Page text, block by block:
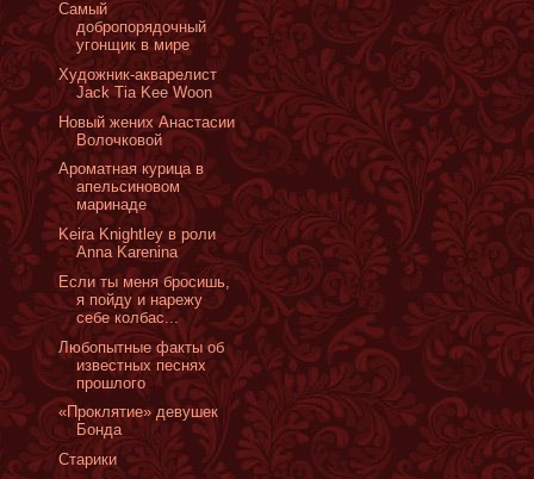
Самый
добропорядочный
угонщик в мире
Художник-акварелист
Jack Tia Kee Woon
Новый жених Анастасии
Волочковой
Ароматная курица в
апельсиновом
маринаде
Keira Knightley в роли
Anna Karenina
Если ты меня бросишь,
я пойду и нарежу
себе колбас...
Любопытные факты об
известных песнях
прошлого
«Проклятие» девушек
Бонда
Старики